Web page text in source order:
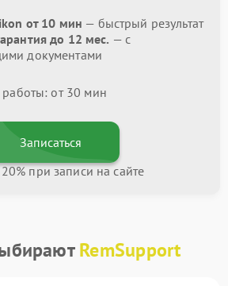
от 10 мин — быстрый результат
до 12 мес. — с
документами
от 30 мин
Записаться
при записи на сайте
RemSupport